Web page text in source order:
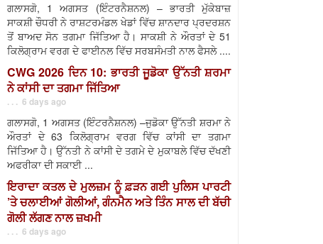
ਗਲਾਸਗੋ, 1 ਅਗਸਤ (ਇੰਟਰਨੈਸ਼ਨਲ) – ਭਾਰਤੀ ਮੁੱਕੇਬਾਜ਼
ਸਾਕਸ਼ੀ ਚੌਧਰੀ ਨੇ ਰਾਸ਼ਟਰਮੰਡਲ ਖੇਡਾਂ ਵਿੱਚ ਸ਼ਾਨਦਾਰ ਪ੍ਰਦਰਸ਼ਨ
ਤੋਂ ਬਾਅਦ ਸੋਨ ਤਗਮਾ ਜਿੱਤਿਆ ਹੈ। ਸਾਕਸ਼ੀ ਨੇ ਔਰਤਾਂ ਦੇ 51
ਕਿਲੋਗ੍ਰਾਮ ਵਰਗ ਦੇ ਫਾਈਨਲ ਵਿੱਚ ਸਰਬਸੰਮਤੀ ਨਾਲ ਫੈਸਲੇ ....
CWG 2026 ਦਿਨ 10: ਭਾਰਤੀ ਜੂਡੋਕਾ ਉੱਨਤੀ ਸ਼ਰਮਾ
ਨੇ ਕਾਂਸੀ ਦਾ ਤਗਮਾ ਜਿੱਤਿਆ
. . . 6 days ago
ਗਲਾਸਗੋ, 1 ਅਗਸਤ (ਇੰਟਰਨੈਸ਼ਨਲ) –ਜੁਡੋਕਾ ਉੱਨਤੀ ਸ਼ਰਮਾ ਨੇ
ਔਰਤਾਂ ਦੇ 63 ਕਿਲੋਗ੍ਰਾਮ ਵਰਗ ਵਿੱਚ ਕਾਂਸੀ ਦਾ ਤਗਮਾ
ਜਿੱਤਿਆ ਹੈ। ਉੱਨਤੀ ਨੇ ਕਾਂਸੀ ਦੇ ਤਗਮੇ ਦੇ ਮੁਕਾਬਲੇ ਵਿੱਚ ਦੱਖਣੀ
ਅਫਰੀਕਾ ਦੀ ਸਕਾਈ ...
ਇਰਾਦਾ ਕਤਲ ਦੇ ਮੁਲਜ਼ਮ ਨੂੰ ਫ਼ੜਨ ਗਈ ਪੁਲਿਸ ਪਾਰਟੀ
’ਤੇ ਚਲਾਈਆਂ ਗੋਲੀਆਂ, ਗੰਨਮੈਨ ਅਤੇ ਤਿੰਨ ਸਾਲ ਦੀ ਬੱਚੀ
ਗੋਲੀ ਲੱਗਣ ਨਾਲ ਜ਼ਖਮੀ
. . . 6 days ago